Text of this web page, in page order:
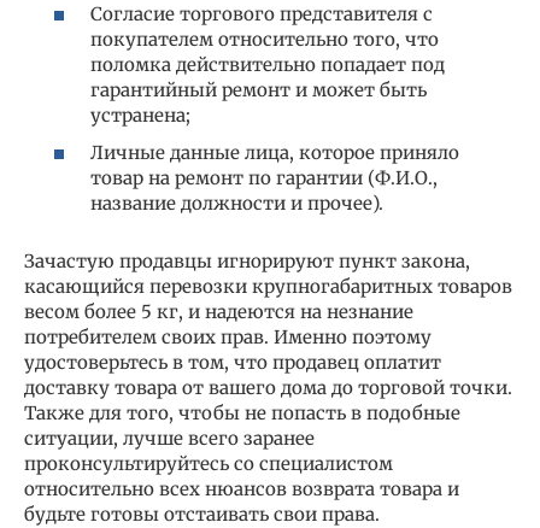
Согласие торгового представителя с
покупателем относительно того, что
поломка действительно попадает под
гарантийный ремонт и может быть
устранена;
Личные данные лица, которое приняло
товар на ремонт по гарантии (Ф.И.О.,
название должности и прочее).
Зачастую продавцы игнорируют пункт закона,
касающийся перевозки крупногабаритных товаров
весом более 5 кг, и надеются на незнание
потребителем своих прав. Именно поэтому
удостоверьтесь в том, что продавец оплатит
доставку товара от вашего дома до торговой точки.
Также для того, чтобы не попасть в подобные
ситуации, лучше всего заранее
проконсультируйтесь со специалистом
относительно всех нюансов возврата товара и
будьте готовы отстаивать свои права.